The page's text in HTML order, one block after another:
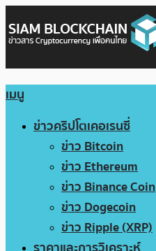
เมนู
ข่าวคริปโตเคอเรนซี่
ข่าว Bitcoin
ข่าว Ethereum
ข่าว Binance Coin
ข่าว Dogecoin
ข่าว Ripple (XRP)